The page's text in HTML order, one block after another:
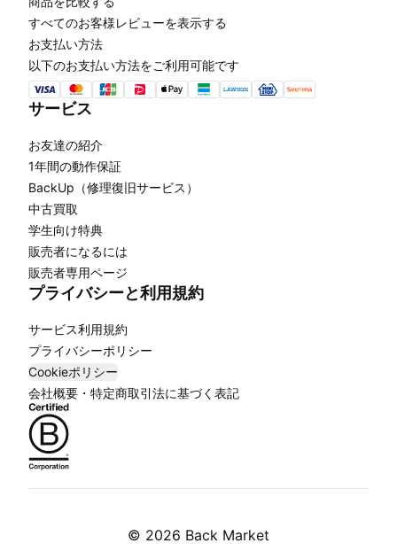
すべてのお客様レビューを表示する
お支払い方法
以下のお支払い方法をご利用可能です
サービス
お友達の紹介
1年間の動作保証
BackUp（修理復旧サービス）
中古買取
学生向け特典
販売者になるには
販売者専用ページ
プライバシーと利用規約
サービス利用規約
プライバシーポリシー
Cookieポリシー
会社概要・特定商取引法に基づく表記
© 2026 Back Market